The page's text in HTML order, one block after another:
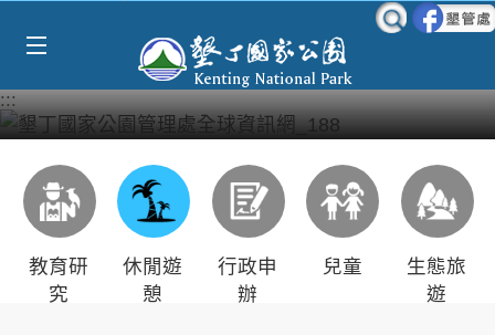
:::
教育研
究
休閒遊
憩
行政申
辦
兒童
生態旅
遊